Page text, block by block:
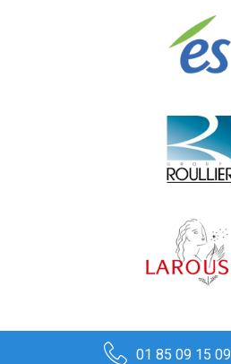
01 85 09 15 09